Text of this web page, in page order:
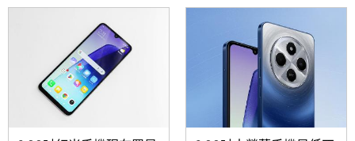
行。為了有效節省各位的時間，
小編特別針對 3,000 元以下的
極致價格區間，精心推薦 5 款
超低價 Android 備用手機，希
閱讀模式，通過德國萊因 TÜV
低藍光和無頻閃認證，有效減輕
螢幕藍光對雙眼造成的危害。究